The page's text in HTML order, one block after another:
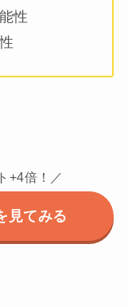
性
+4倍！／
見てみる